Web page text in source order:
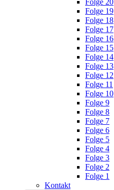
Folge 19
Folge 18
Folge 17
Folge 16
Folge 15
Folge 14
Folge 13
Folge 12
Folge 11
Folge 10
Folge 9
Folge 8
Folge 7
Folge 6
Folge 5
Folge 4
Folge 3
Folge 2
Folge 1
Kontakt